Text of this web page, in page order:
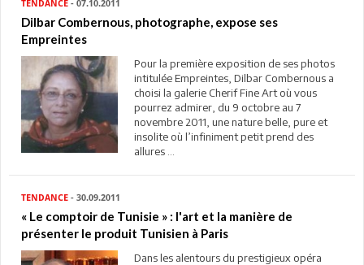
TENDANCE - 07.10.2011
Dilbar Combernous, photographe, expose ses
Empreintes
Pour la première exposition de ses photos
intitulée Empreintes, Dilbar Combernous a
choisi la galerie Cherif Fine Art où vous
pourrez admirer, du 9 octobre au 7
novembre 2011, une nature belle, pure et
insolite où l’infiniment petit prend des
allures ...
TENDANCE - 30.09.2011
« Le comptoir de Tunisie » : l'art et la manière de
présenter le produit Tunisien à Paris
Dans les alentours du prestigieux opéra